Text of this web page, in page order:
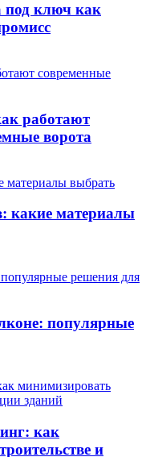
под ключ как
работают
ворота
какие материалы
популярные
как
и